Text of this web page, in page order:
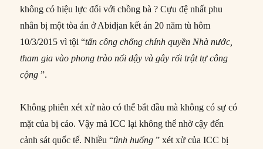
không có hiệu lực đối với chồng bà ? Cựu đệ nhất phu
nhân bị một tòa án ở Abidjan kết án 20 năm tù hôm
10/3/2015 vì tội “tấn công chống chính quyền Nhà nước,
tham gia vào phong trào nổi dậy và gây rối trật tự công
cộng”.
Không phiên xét xử nào có thể bắt đầu mà không có sự có
mặt của bị cáo. Vậy mà ICC lại không thể nhờ cậy đến
cảnh sát quốc tế. Nhiều “tình huống ” xét xử của ICC bị